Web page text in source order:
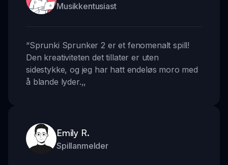
Musikkentusiast
“Sprunki Sprunker 2 er et fenomenalt spill!
Den kreativiteten det tillater er uten
sidestykke, og jeg har hatt endeløs moro med
å blande lyder.,,
Emily R.
Spillanmelder